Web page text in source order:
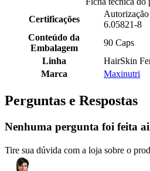
Certificações
6.05821-8
Conteúdo da
Embalagem
90 Caps
Linha
HairSkin
Marca
Maxinutri
Perguntas e Respostas
Nenhuma pergunta foi feita
Tire sua dúvida com a loja sobre o